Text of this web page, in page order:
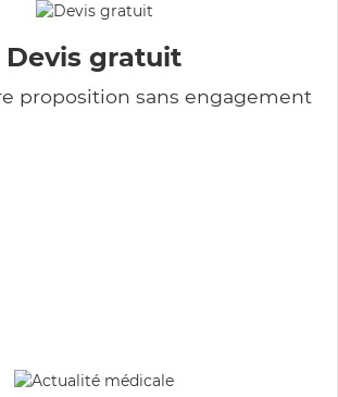
Devis gratuit
proposition sans engagement